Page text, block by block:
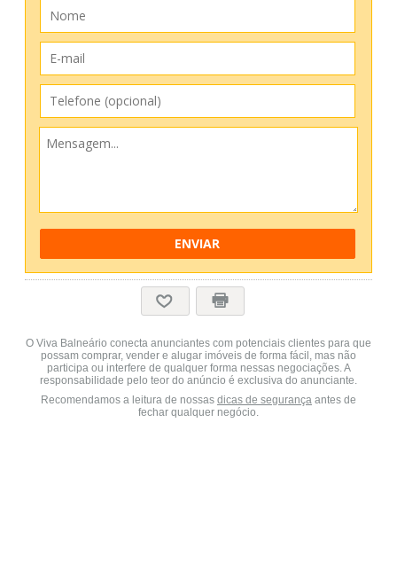
ENVIAR
O Viva Balneário conecta anunciantes com potenciais clientes para que
possam comprar, vender e alugar imóveis de forma fácil, mas não
participa ou interfere de qualquer forma nessas negociações. A
responsabilidade pelo teor do anúncio é exclusiva do anunciante.
Recomendamos a leitura de nossas dicas de segurança antes de
fechar qualquer negócio.